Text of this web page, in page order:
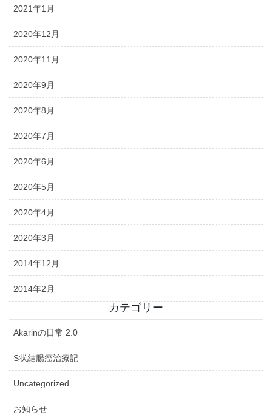
2021年1月
2020年12月
2020年11月
2020年9月
2020年8月
2020年7月
2020年6月
2020年5月
2020年4月
2020年3月
2014年12月
2014年2月
カテゴリー
Akarinの日常 2.0
S状結腸癌治療記
Uncategorized
お知らせ